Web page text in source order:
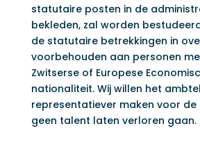
statutaire posten in de
bekleden, zal worden
de statutaire betrekkingen in
voorbehouden aan personen
Zwitserse of Europese
nationaliteit. Wij willen het
representatiever maken voor de
geen talent laten verloren gaan.